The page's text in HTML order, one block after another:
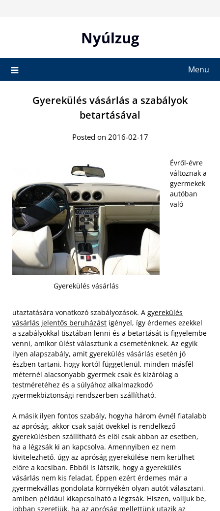
Nyúlzug
Menu
Gyerekülés vásárlás a szabályok
betartásával
Posted on 2016-02-17
Gyerekülés vásárlás
Évről-évre
változnak a
gyermekek
autóban
való
utaztatására vonatkozó szabályozások. A gyerekülés
vásárlás jelentős beruházást igényel, így érdemes ezekkel
a szabályokkal tisztában lenni és a betartását is figyelembe
venni, amikor ülést választunk a csemeténknek. Az egyik
ilyen alapszabály, amit gyerekülés vásárlás esetén jó
észben tartani, hogy kortól függetlenül, minden másfél
méternél alacsonyabb gyermek csak és kizárólag a
testméretéhez és a súlyához alkalmazkodó
gyermekbiztonsági rendszerben szállítható.
A másik ilyen fontos szabály, hogyha három évnél fiatalabb
az apróság, akkor csak saját övekkel is rendelkező
gyerekülésben szállítható és elöl csak abban az esetben,
ha a légzsák ki an kapcsolva. Amennyiben ez nem
kivitelezhető, úgy az apróság gyerekülése nem kerülhet
előre a kocsiban. Ebből is látszik, hogy a gyerekülés
vásárlás nem kis feladat. Éppen ezért érdemes már a
gyermekvállas gondolata környékén olyan autót választani,
amiben például kikapcsolható a légzsák. Hiszen, valljuk be,
jobban szeretjük, ha az apróság mellettünk utazik az